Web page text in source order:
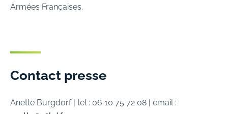
Armées Françaises.
Contact presse
Anette Burgdorf | tel : 06 10 75 72 08 | email :